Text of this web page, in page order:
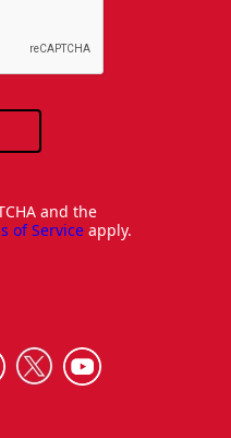
and the
of Service apply.